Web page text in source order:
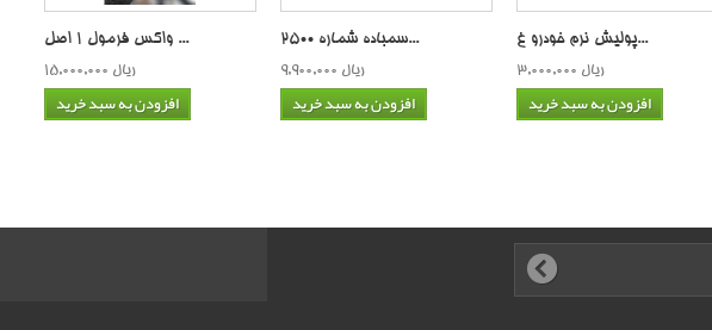
واکس فرمول 1 اصل ...
15,000,000 ریال
افزودن به سبد خرید
سمباده شماره 2500...
9,900,000 ریال
افزودن به سبد خرید
پولیش نرم خودرو غ...
3,000,000 ریال
افزودن به سبد خرید